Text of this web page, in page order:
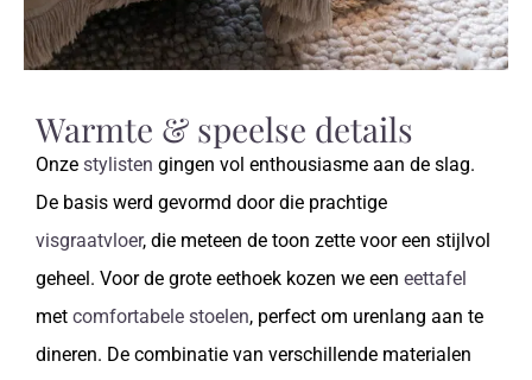
Warmte & speelse details
Onze stylisten gingen vol enthousiasme aan de slag.
De basis werd gevormd door die prachtige
visgraatvloer, die meteen de toon zette voor een stijlvol
geheel. Voor de grote eethoek kozen we een eettafel
met comfortabele stoelen, perfect om urenlang aan te
dineren. De combinatie van verschillende materialen